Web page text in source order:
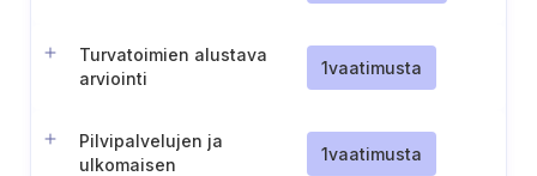
Turvatoimien alustava
arviointi
1vaatimusta
Pilvipalvelujen ja
ulkomaisen
1vaatimusta